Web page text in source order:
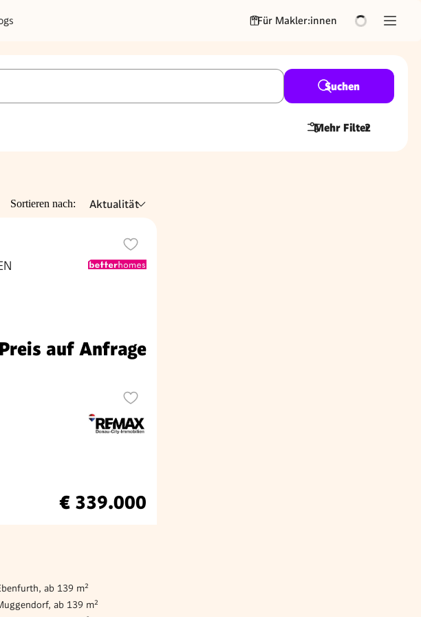
Für Makler:innen
Suchen
Mehr Filter
2
Sortieren nach: Aktualität
Preis auf Anfrage
€ 339.000
ab 139 m²
ab 139 m²